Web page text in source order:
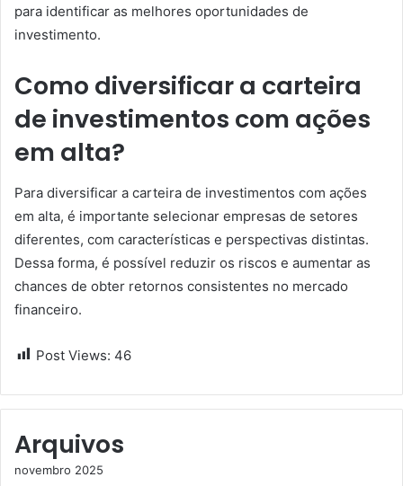
para identificar as melhores oportunidades de
investimento.
Como diversificar a carteira
de investimentos com ações
em alta?
Para diversificar a carteira de investimentos com ações
em alta, é importante selecionar empresas de setores
diferentes, com características e perspectivas distintas.
Dessa forma, é possível reduzir os riscos e aumentar as
chances de obter retornos consistentes no mercado
financeiro.
Post Views: 46
Arquivos
novembro 2025